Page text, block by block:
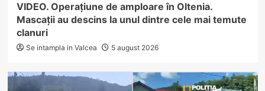
VIDEO. Operațiune de amploare în Oltenia.
Mascații au descins la unul dintre cele mai temute
clanuri
Se intampla in Valcea 5 august 2026